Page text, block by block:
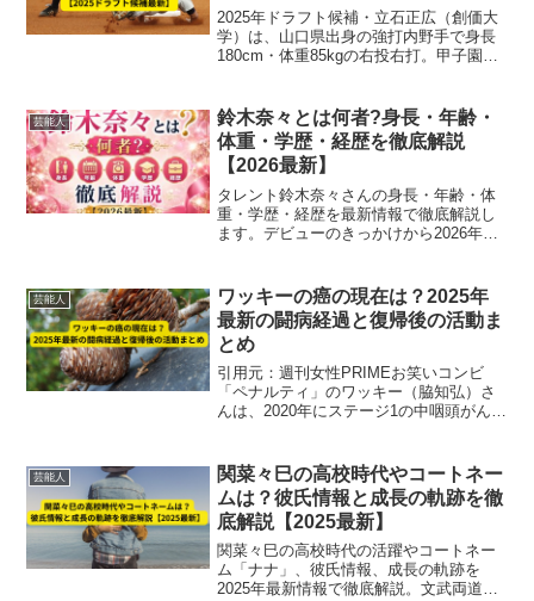
ラフト候補最新】
2025年ドラフト候補・立石正広（創価大
学）は、山口県出身の強打内野手で身長
180cm・体重85kgの右投右打。甲子園出
苗村郁代さん。家族や経歴、野球スタイ
ルまで徹底解説します。
芸能人
鈴木奈々とは何者?身長・年齢・
体重・学歴・経歴を徹底解説
【2026最新】
タレント鈴木奈々さんの身長・年齢・体
重・学歴・経歴を最新情報で徹底解説し
ます。デビューのきっかけから2026年現
芸能人
ワッキーの癌の現在は？2025年
最新の闘病経過と復帰後の活動ま
とめ
引用元：週刊女性PRIMEお笑いコンビ
「ペナルティ」のワッキー（脇知弘）さ
んは、2020年にステージ1の中咽頭がんと
し、舞台や社会活動で精力的に活躍して
います。本記...
芸能人
関菜々巳の高校時代やコートネー
ムは？彼氏情報と成長の軌跡を徹
底解説【2025最新】
関菜々巳の高校時代の活躍やコートネー
ム「ナナ」、彼氏情報、成長の軌跡を
2025年最新情報で徹底解説。文武両道の